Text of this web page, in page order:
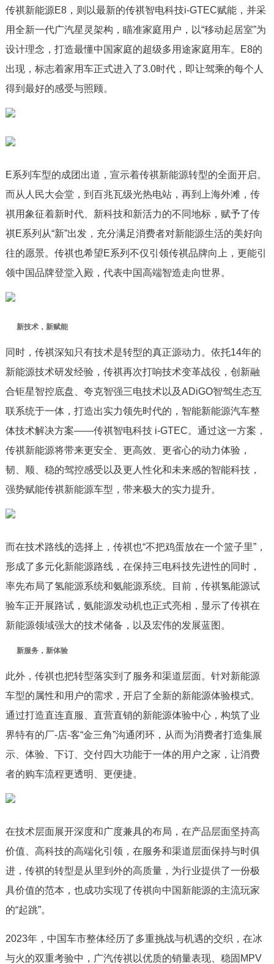
传祺新能源E8，则以最新的传祺智电科技i-GTEC赋能，并采
用全新一代广汽星灵架构，瞄准家庭用户，以“移动起居室”为
设计理念，打造最懂中国家庭的超级多用途家庭用车。E8的
出现，标志着家用车正式进入了3.0时代，即让驾乘的每个人
得到最好的感受与照顾。
E系列车型的成团出道，宣示着传祺新能源转型的全面开启。
而从人民大会堂，到百兆瓦级光热电站，再到上海外滩，传
祺用象征着新时代、新科技和新活力的不同地标，赋予了传
祺E系列从“新”出发，充分满足消费者对新能源生活的美好向
往的愿景。传祺也希望E系列不仅引领传祺品牌向上，更能引
领中国品牌登堂入殿，代表中国高端智造走向世界。
新技术，新赋能
同时，传祺深知只有技术是转型的真正源动力。依托14年的
新能源技术研发经验，传祺再次打响技术变革战役，创新融
合钜星智控底盘、夸克智强三电技术以及ADiGO智驾生态互
联系统于一体，打造出实力领先时代的，智能新能源汽车整
体技术解决方案——传祺智电科技 i-GTEC。通过这一方案，
传祺新能源将带来更安全、更高效、更省心的动力体验，
韧、顺、稳的驾控感受以及更人性化和未来感的智能科技，
强势赋能传祺新能源车型，带来极大的实力提升。
而在技术路线的选择上，传祺也“不把鸡蛋放在一个篮子里”，
形成了多元化新能源路线，在保持三电科技先进性的同时，
率先布局了氢能源系统和氨能源系统。目前，传祺氢能源试
验车正开展路试，氨能源发动机也正式亮相，显示了传祺在
新能源领域强大的技术储备，以及宏伟的发展蓝图。
新服务，新体验
此外，传祺也把转型落实到了服务和渠道层面。针对新能源
车型的属性和用户的需求，开启了全新的新能源体验模式。
通过打造直连直服、直营直销的新能源体验中心，构筑了业
界特有的厂-店-客“金三角”沟通闭环，从而为消费者打造集展
示、体验、下订、交付四大功能于一体的用户之家，让消费
者的购车流程更透明、更便捷。
在技术层面展开深度和广度兼具的布局，在产品层面坚持高
价值、高科技的高端化引领，在服务和渠道层面保持与时俱
进，传祺的转型是从里到外的高质量，为行业提供了一份极
具价值的范本，也成功实现了传祺向中国新能源的主流玩家
的“起跳”。
2023年，中国车市整体经历了多重挑战与机遇的交织，在冰
与火的双重考验中，广汽传祺以优质的销量表现、稳固MPV